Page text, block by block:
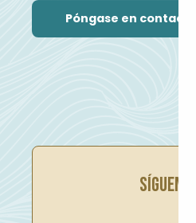
Póngase en
SÍGUENOS